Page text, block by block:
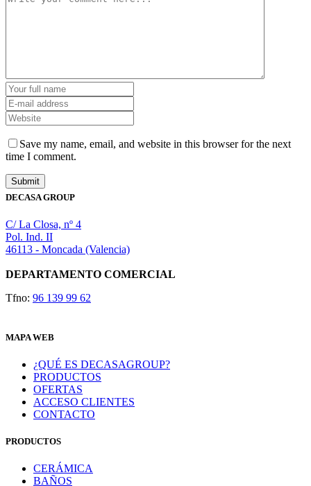
Save my name, email, and website in this browser for the next
time I comment.
DECASA GROUP
C/ La Closa, nº 4
Pol. Ind. II
46113 - Moncada (Valencia)
DEPARTAMENTO COMERCIAL
Tfno: 96 139 99 62
MAPA WEB
¿QUÉ ES DECASAGROUP?
PRODUCTOS
OFERTAS
ACCESO CLIENTES
CONTACTO
PRODUCTOS
CERÁMICA
BAÑOS